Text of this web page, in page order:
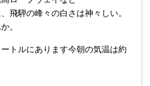
飛騨の峰々の白さは神々しい。
。
トルにあります今朝の気温は約